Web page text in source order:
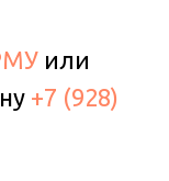
или
+7 (928)